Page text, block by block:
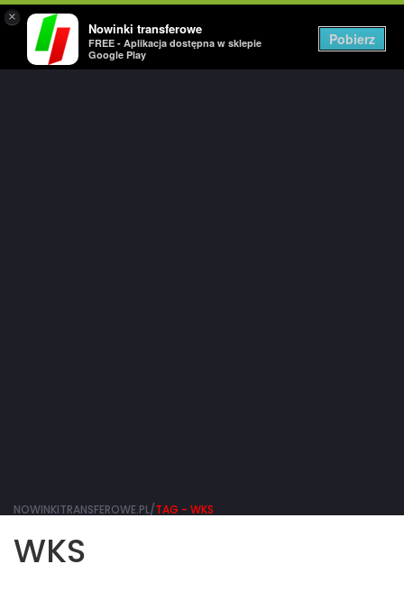
×
Nowinki transferowe
FREE - Aplikacja dostępna w sklepie
Google Play
Pobierz
NOWINKITRANSFEROWE.PL/TAG - WKS
WKS